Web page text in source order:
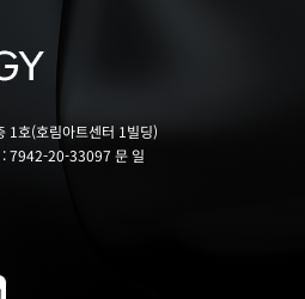
1호(호림아트센터 1빌딩)
: 7942-20-33097 문 일